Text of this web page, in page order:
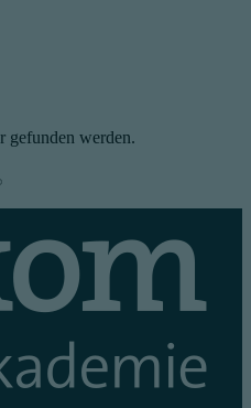
gefunden werden.